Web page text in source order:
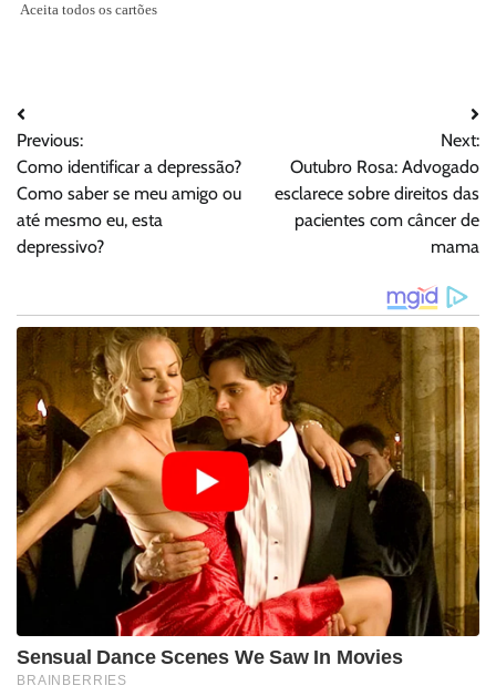
Aceita todos os cartões
Navegação
de
Post
Previous:
Como identificar a depressão?
Como saber se meu amigo ou
até mesmo eu, esta
depressivo?
Next:
Outubro Rosa: Advogado
esclarece sobre direitos das
pacientes com câncer de
mama